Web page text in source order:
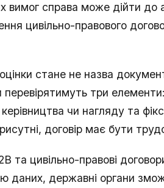
вимог справа може дійти до
цивільно-правового
стане не назва
перевірятимуть три
керівництва чи нагляду та
договір має бути
та цивільно-правові
даних, державні органи